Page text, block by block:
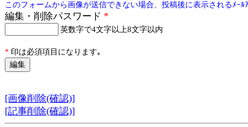
このフォームから画像が送信できない場合、投稿後に表示されるﾒｰ
編集・削除パスワード *
英数字で4文字以上8文字以内
* 印は必須項目になります｡
[画像削除(確認)]
[記事削除(確認)]